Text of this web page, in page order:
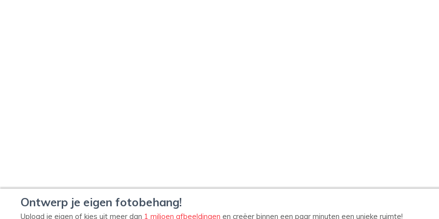
Ontwerp je eigen fotobehang!
Upload je eigen of kies uit meer dan 1 miljoen afbeeldingen en creëer binnen een paar minuten een unieke ruimte!